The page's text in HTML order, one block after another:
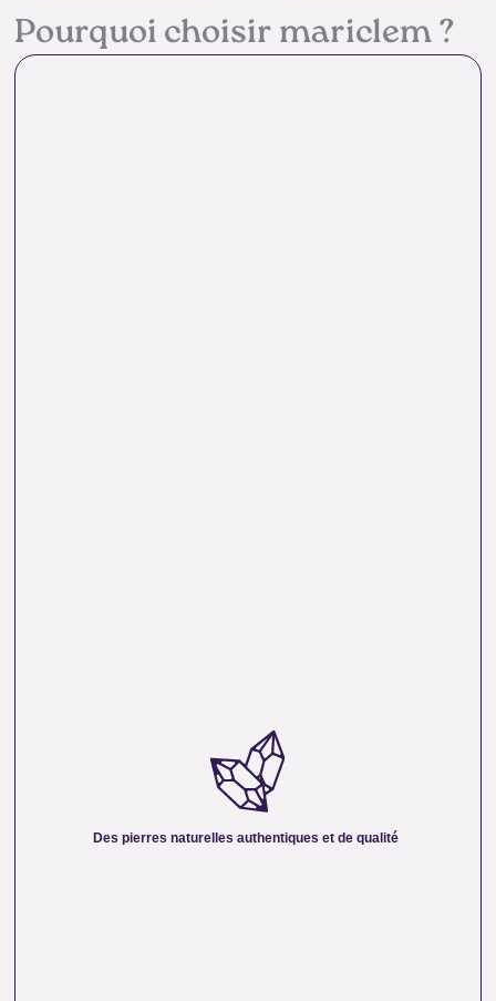
Pourquoi choisir mariclem ?
Des pierres naturelles authentiques et de qualité
Nous sélectionnons rigoureusement nos minéraux pour
vous offrir des pierres 100 % naturelles, non traitées et
sa beauté, sa vibration et son authenticité afin de vous